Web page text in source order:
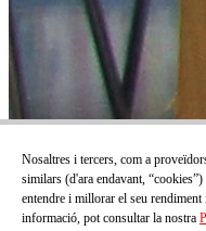
Nosaltres i tercers, com a
similars (d'ara endavant,
entendre i millorar el seu
informació, pot consultar la nostra